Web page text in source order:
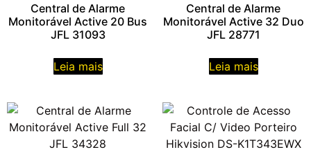
Central de Alarme
Monitorável Active 20 Bus
JFL 31093
Leia mais
Central de Alarme
Monitorável Active 32 Duo
JFL 28771
Leia mais